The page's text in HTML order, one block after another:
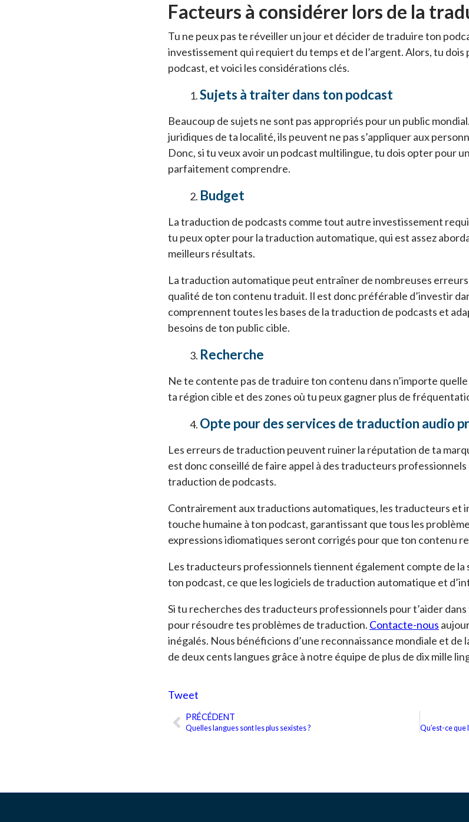
Facteurs à considérer lors de la
Tu ne peux pas te réveiller un jour et décider de traduire ton
investissement qui requiert du temps et de l’argent. Alors, tu
podcast, et voici les considérations clés.
Sujets à traiter dans ton podcast
Beaucoup de sujets ne sont pas appropriés pour un public
juridiques de ta localité, ils peuvent ne pas s’appliquer aux
Donc, si tu veux avoir un podcast multilingue, tu dois opter pour
parfaitement comprendre.
Budget
La traduction de podcasts comme tout autre investissement
tu peux opter pour la traduction automatique, qui est assez
meilleurs résultats.
La traduction automatique peut entraîner de nombreuses
qualité de ton contenu traduit. Il est donc préférable d’investir
comprennent toutes les bases de la traduction de podcasts et
besoins de ton public cible.
Recherche
Ne te contente pas de traduire ton contenu dans n’importe
ta région cible et des zones où tu peux gagner plus de
Opte pour des services de traduction audio
Les erreurs de traduction peuvent ruiner la réputation de ta
est donc conseillé de faire appel à des traducteurs
traduction de podcasts.
Contrairement aux traductions automatiques, les traducteurs
touche humaine à ton podcast, garantissant que tous les
expressions idiomatiques seront corrigés pour que ton contenu
Les traducteurs professionnels tiennent également compte de
ton podcast, ce que les logiciels de traduction automatique et
Si tu recherches des traducteurs professionnels pour t’aider
pour résoudre tes problèmes de traduction. Contacte-nous
inégalés. Nous bénéficions d’une reconnaissance mondiale et
de deux cents langues grâce à notre équipe de plus de dix mille
Tweet
Précédent
PRÉCÉDENT
Quelles langues sont les plus sexistes ?